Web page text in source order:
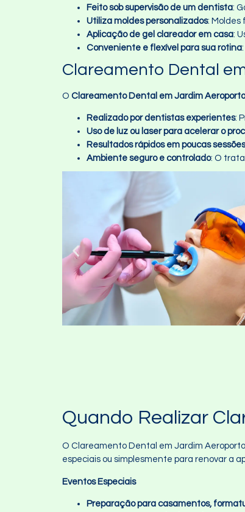
Feito sob supervisão de um dentista:
Utiliza moldes personalizados: Moldes
Aplicação de gel clareador em casa:
Conveniente e flexível para sua rotina
Clareamento Dental
O Clareamento Dental em Jardim
Realizado por dentistas experientes:
Uso de luz ou laser para acelerar o
Resultados rápidos em poucas sessões
Ambiente seguro e controlado: O
Quando Realizar
O Clareamento Dental em Jardim
especiais ou simplesmente para renovar a
Eventos Especiais
Preparação para casamentos,